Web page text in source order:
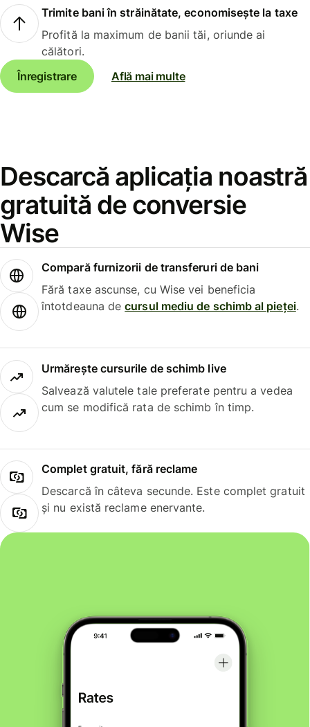
Trimite bani în străinătate, economisește la taxe
Profită la maximum de banii tăi, oriunde ai
călători.
Înregistrare
Află mai multe
Descarcă aplicația noastră
gratuită de conversie
Wise
Compară furnizorii de transferuri de bani
Fără taxe ascunse, cu Wise vei beneficia
întotdeauna decursul mediu de schimb al pieței.
Urmărește cursurile de schimb live
Salvează valutele tale preferate pentru a vedea
cum se modifică rata de schimb în timp.
Complet gratuit, fără reclame
Descarcă în câteva secunde. Este complet gratuit
și nu există reclame enervante.